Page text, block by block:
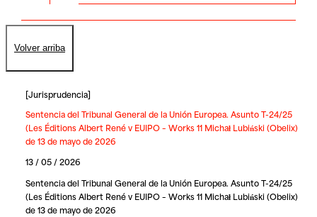
Volver arriba
[Jurisprudencia]
Sentencia del Tribunal General de la Unión Europea. Asunto T-24/25
(Les Éditions Albert René v EUIPO – Works 11 Michał Lubiński (Obelix)
de 13 de mayo de 2026
13 / 05 / 2026
Sentencia del Tribunal General de la Unión Europea. Asunto T-24/25
(Les Éditions Albert René v EUIPO – Works 11 Michał Lubiński (Obelix)
de 13 de mayo de 2026